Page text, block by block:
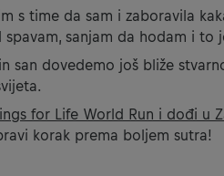
s time da sam i zaboravila
sanjam da hodam i to
san dovedemo još bliže
for Life World Run i dođi u
korak prema boljem sutra!